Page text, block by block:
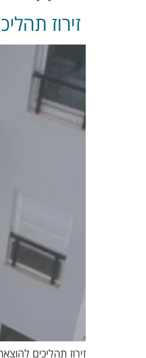
זירוז